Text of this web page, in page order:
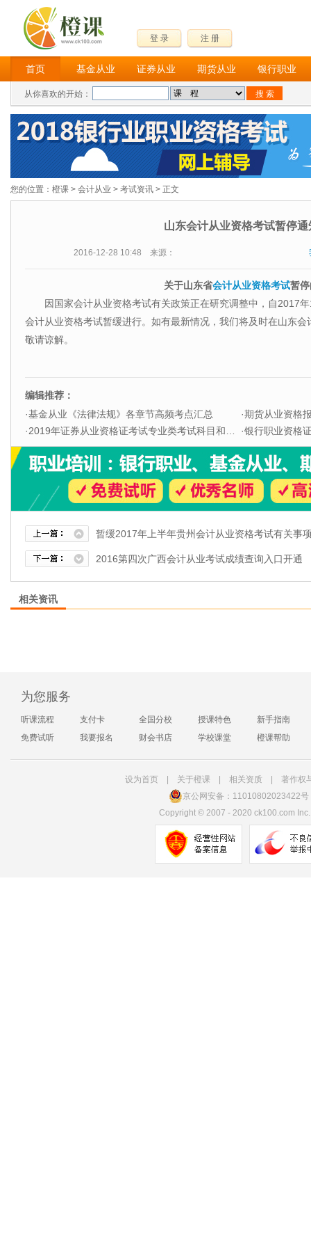
登 录 注 册
首页 基金从业 证券从业 期货从业 银行职业
从你喜欢的开始：
您的位置： 橙课 > 会计从业 > 考试资讯 > 正文
山东会计从业资格考试暂停通
2016-12-28 10:48 来源：
关于山东省会计从业资格考试暂
因国家会计从业资格考试有关政策正在研究调整中，自2017
会计从业资格考试暂缓进行。如有最新情况，我们将及时在山东
敬请谅解。
编辑推荐：
·基金从业《法律法规》各章节高频考点汇总 ·期货从业资格
·2019年证券从业资格证考试专业类考试科目和题型 ·银行职业资格证
暂缓2017年上半年贵州会计从业资格考试有关事
2016第四次广西会计从业考试成绩查询入口开通
相关资讯
为您服务
听课流程 支付卡 全国分校 授课特色
新手指南
免费试听
我要报名 财会书店 学校课堂 橙课帮助
设为首页| 关于橙课| 相关资质
著作权
京公网安备：11010802023422号
Copyright ©2007 - 2020 ck100.com